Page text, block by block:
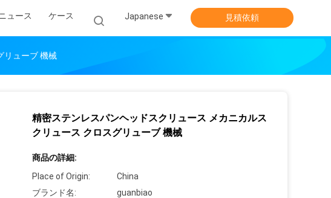
ニュース ケース Japanese 見積依頼
リューブ 機械
精密ステンレスパンヘッドスクリュース メカニカルス
クリュース クロスグリューブ 機械
商品の詳細:
Place of Origin:
China
ブランド名:
guanbiao